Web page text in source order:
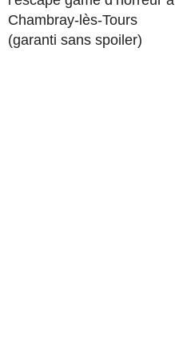
Chambray-lès-Tours
(garanti sans spoiler)